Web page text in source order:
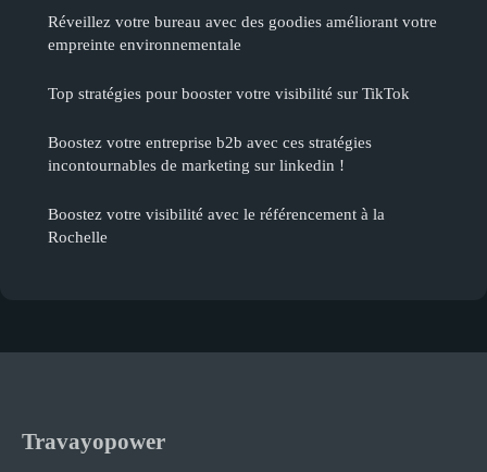
Réveillez votre bureau avec des goodies améliorant votre
empreinte environnementale
Top stratégies pour booster votre visibilité sur TikTok
Boostez votre entreprise b2b avec ces stratégies
incontournables de marketing sur linkedin !
Boostez votre visibilité avec le référencement à la
Rochelle
Travayopower